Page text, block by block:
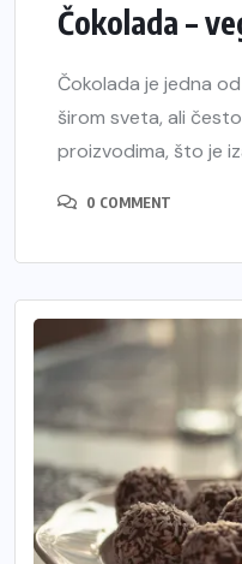
Čokolada –
Čokolada je jedna
širom sveta, ali
proizvodima, što je
0 COMMENT